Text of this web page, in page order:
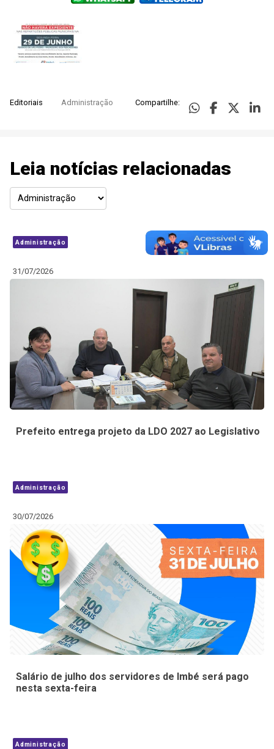
Editoriais Administração Compartilhe:
Leia notícias relacionadas
Administração
31/07/2026
Prefeito entrega projeto da LDO 2027 ao Legislativo
Administração
30/07/2026
Salário de julho dos servidores de Imbé será pago
nesta sexta-feira
Administração